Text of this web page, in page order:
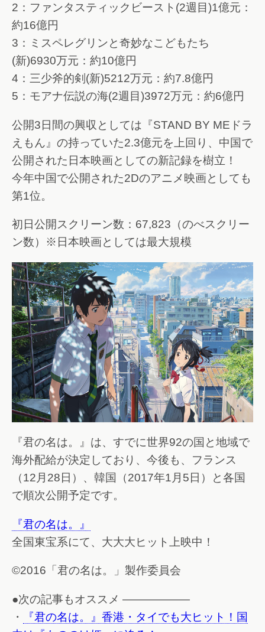
2：ファンタスティックビースト(2週目)1億元：
約16億円
3：ミスペレグリンと奇妙なこどもたち
(新)6930万元：約10億円
4：三少斧的剣(新)5212万元：約7.8億円
5：モアナ伝説の海(2週目)3972万元：約6億円
公開3日間の興収としては『STAND BY MEドラ
えもん』の持っていた2.3億元を上回り、中国で
公開された日本映画としての新記録を樹立！
今年中国で公開された2Dのアニメ映画としても
第1位。
初日公開スクリーン数：67,823（のべスクリー
ン数）※日本映画としては最大規模
『君の名は。』は、すでに世界92の国と地域で
海外配給が決定しており、今後も、フランス
（12月28日）、韓国（2017年1月5日）と各国
で順次公開予定です。
『君の名は。』
全国東宝系にて、大大大ヒット上映中！
©2016「君の名は。」製作委員会
●次の記事もオススメ ——————
・
『君の名は。』香港・タイでも大ヒット！国